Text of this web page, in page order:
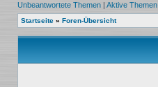
Unbeantwortete Themen | Aktive Themen
Startseite » Foren-Übersicht